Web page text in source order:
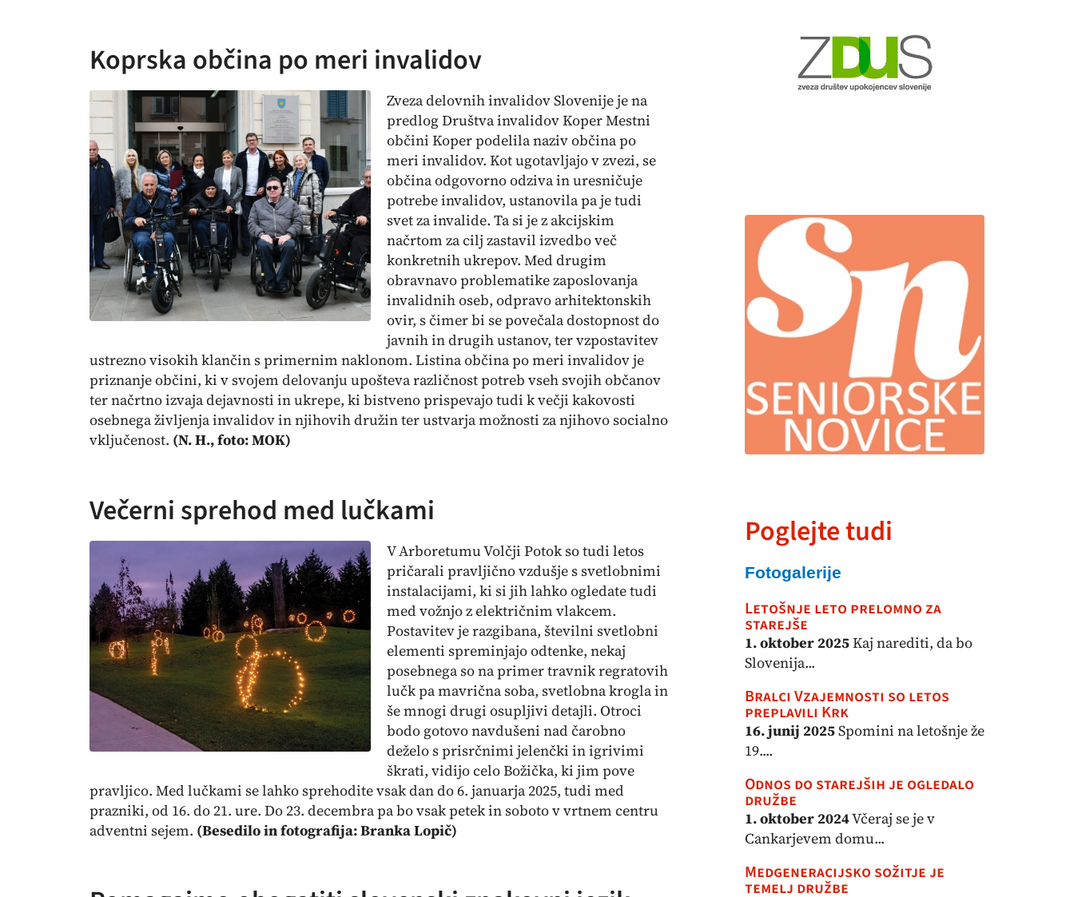
Koprska občina po meri invalidov
Zveza delovnih invalidov Slovenije je na
predlog Društva invalidov Koper Mestni
občini Koper podelila naziv občina po
meri invalidov. Kot ugotavljajo v zvezi, se
občina odgovorno odziva in uresničuje
potrebe invalidov, ustanovila pa je tudi
svet za invalide. Ta si je z akcijskim
načrtom za cilj zastavil izvedbo več
konkretnih ukrepov. Med drugim
obravnavo problematike zaposlovanja
invalidnih oseb, odpravo arhitektonskih
ovir, s čimer bi se povečala dostopnost do
javnih in drugih ustanov, ter vzpostavitev
ustrezno visokih klančin s primernim naklonom. Listinaobčina po meri invalidovje
priznanje občini, ki v svojem delovanju upošteva različnost potreb vseh svojih občanov
ter načrtno izvaja dejavnosti in ukrepe, ki bistveno prispevajo tudi k večji kakovosti
osebnega življenja invalidov in njihovih družin ter ustvarja možnosti za njihovo socialno
vključenost. (N. H., foto: MOK)
Večerni sprehod med lučkami
V Arboretumu Volčji Potok so tudi letos
pričarali pravljično vzdušje s svetlobnimi
instalacijami, ki si jih lahko ogledate tudi
med vožnjo z električnim vlakcem.
Postavitev je razgibana, številni svetlobni
elementi spreminjajo odtenke, nekaj
posebnega so na primer travnik regratovih
lučk pa mavrična soba, svetlobna krogla in
še mnogi drugi osupljivi detajli. Otroci
bodo gotovo navdušeni nad čarobno
deželo s prisrčnimi jelenčki in igrivimi
škrati, vidijo celo Božička, ki jim pove
pravljico. Med lučkami se lahko sprehodite vsak dan do 6. januarja 2025, tudi med
prazniki, od 16. do 21. ure. Do 23. decembra pa bo vsak petek in soboto v vrtnem centru
adventni sejem. (Besedilo in fotografija: Branka Lopič)
Poglejte tudi
Fotogalerije
Letošnje leto prelomno za
starejše
1. oktober 2025Kaj narediti, da bo
Slovenija...
Bralci Vzajemnosti so letos
preplavili Krk
16. junij 2025Spomini na letošnje že
19....
Odnos do starejših je ogledalo
družbe
1. oktober 2024Včeraj se je v
Cankarjevem domu...
Medgeneracijsko sožitje je
temelj družbe